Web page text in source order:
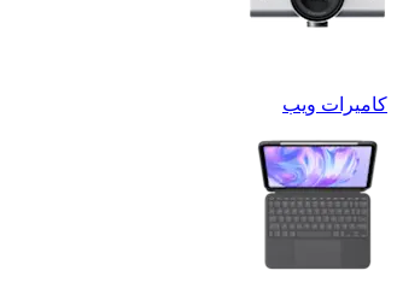
كاميرات ويب